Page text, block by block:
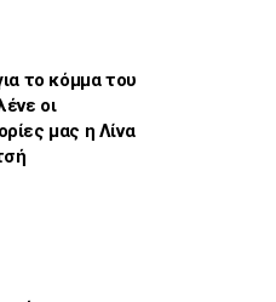
το κόμμα του
οι
μας η Λίνα